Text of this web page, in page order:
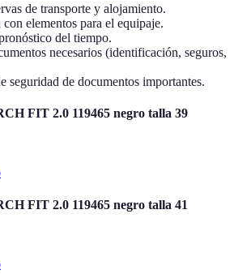
de transporte y alojamiento.
elementos para el equipaje.
del tiempo.
necesarios (identificación, seguros,
seguridad de documentos importantes.
FIT 2.0 119465 negro talla 39
FIT 2.0 119465 negro talla 41